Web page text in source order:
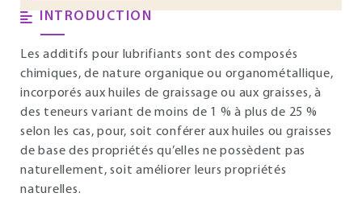
INTRODUCTION
Les additifs pour lubrifiants sont des composés
chimiques, de nature organique ou organométallique,
incorporés aux huiles de graissage ou aux graisses, à
des teneurs variant de moins de 1 % à plus de 25 %
selon les cas, pour, soit conférer aux huiles ou graisses
de base des propriétés qu’elles ne possèdent pas
naturellement, soit améliorer leurs propriétés
naturelles.